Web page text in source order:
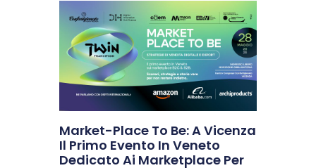
Market-Place To Be: A Vicenza
Il Primo Evento In Veneto
Dedicato Ai Marketplace Per